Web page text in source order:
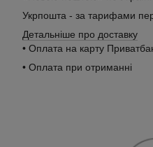
Укрпошта - за тарифами
Детальніше про доставку
• Оплата на карту
• Оплата при отриманні